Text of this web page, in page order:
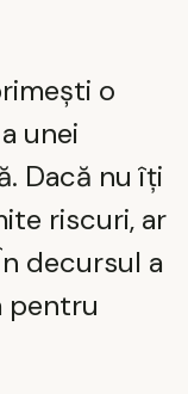
o
unei
Dacă nu îți
riscuri, ar
decursul a
pentru